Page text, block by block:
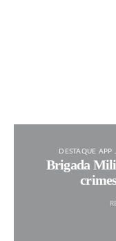
DESTAQUE APP
Brigada